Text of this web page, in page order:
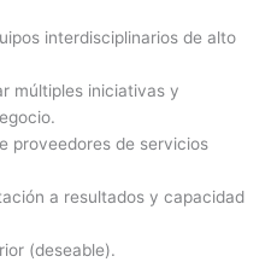
interdisciplinarios de alto
múltiples iniciativas y
proveedores de servicios
a resultados y capacidad
(deseable).